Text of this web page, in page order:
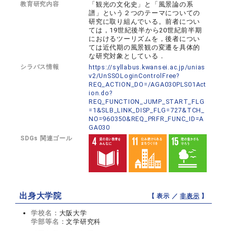
教育研究内容
「観光の文化史」と「風景論の系
譜」という２つのテーマについての
研究に取り組んでいる。前者につい
ては，19世紀後半から20世紀前半期
におけるツーリズムを，後者につい
ては近代期の風景観の変遷を具体的
な研究対象としている．
シラバス情報
https://syllabus.kwansei.ac.jp/unias
v2/UnSSOLoginControlFree?
REQ_ACTION_DO=/AGA030PLS01Act
ion.do?
REQ_FUNCTION_JUMP_START_FLG
=1&SLB_LINK_DISP_FLG=727&TCH_
NO=960350&REQ_PRFR_FUNC_ID=A
GA030
SDGs 関連ゴール
出身大学院 【 表示 ／非表示 】
学校名： 大阪大学
学部等名：文学研究科